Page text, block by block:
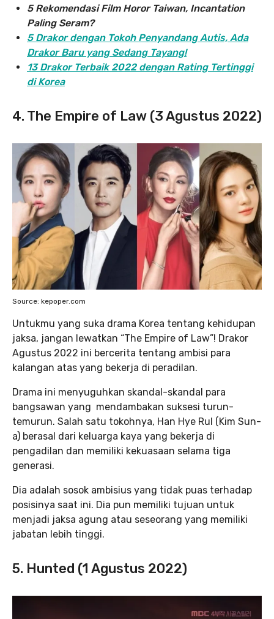
5 Rekomendasi Film Horor Taiwan, Incantation
Paling Seram?
5 Drakor dengan Tokoh Penyandang Autis, Ada
Drakor Baru yang Sedang Tayang!
13 Drakor Terbaik 2022 dengan Rating Tertinggi
di Korea
4. The Empire of Law (3 Agustus 2022)
Source: kepoper.com
Untukmu yang suka drama Korea tentang kehidupan
jaksa, jangan lewatkan “The Empire of Law”! Drakor
Agustus 2022 ini bercerita tentang ambisi para
kalangan atas yang bekerja di peradilan.
Drama ini menyuguhkan skandal-skandal para
bangsawan yang mendambakan suksesi turun-
temurun. Salah satu tokohnya, Han Hye Rul (Kim Sun-
a) berasal dari keluarga kaya yang bekerja di
pengadilan dan memiliki kekuasaan selama tiga
generasi.
Dia adalah sosok ambisius yang tidak puas terhadap
posisinya saat ini. Dia pun memiliki tujuan untuk
menjadi jaksa agung atau seseorang yang memiliki
jabatan lebih tinggi.
5. Hunted (1 Agustus 2022)